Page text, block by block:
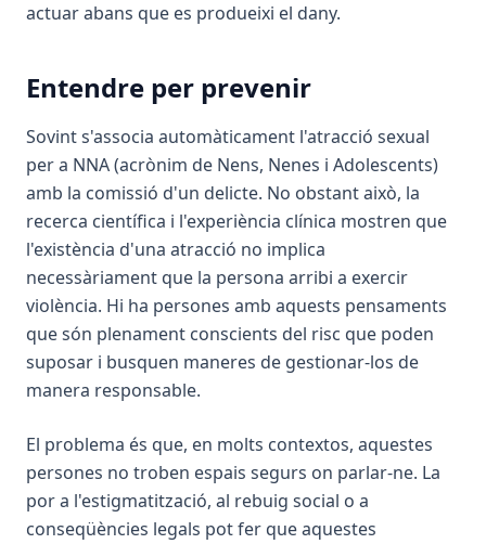
actuar abans que es produeixi el dany.
Entendre per prevenir
Sovint s'associa automàticament l'atracció sexual
per a NNA (acrònim de Nens, Nenes i Adolescents)
amb la comissió d'un delicte. No obstant això, la
recerca científica i l'experiència clínica mostren que
l'existència d'una atracció no implica
necessàriament que la persona arribi a exercir
violència. Hi ha persones amb aquests pensaments
que són plenament conscients del risc que poden
suposar i busquen maneres de gestionar-los de
manera responsable.
El problema és que, en molts contextos, aquestes
persones no troben espais segurs on parlar-ne. La
por a l'estigmatització, al rebuig social o a
conseqüències legals pot fer que aquestes